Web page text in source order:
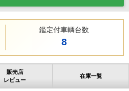
鑑定付車輌台数
8
販売店
レビュー
在庫一覧